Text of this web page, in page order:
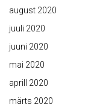
august 2020
juuli 2020
juuni 2020
mai 2020
aprill 2020
märts 2020